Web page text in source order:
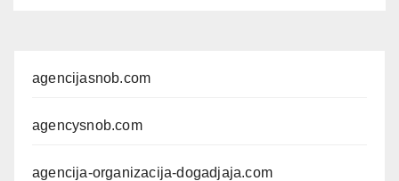
agencijasnob.com
agencysnob.com
agencija-organizacija-dogadjaja.com